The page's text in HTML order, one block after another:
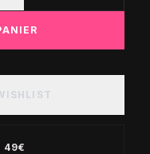
49€